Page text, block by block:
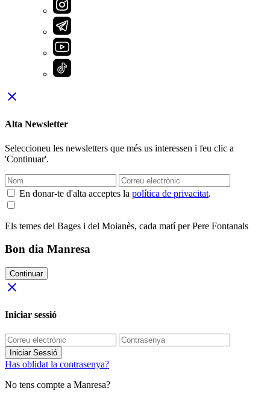
close
Alta Newsletter
Seleccioneu les newsletters que més us interessen i feu clic a
'Continuar'.
En donar-te d'alta acceptes la política de privacitat.
Els temes del Bages i del Moianès, cada matí per Pere Fontanals
Bon dia Manresa
Continuar
close
Iniciar sessió
Iniciar Sessió
Has oblidat la contrasenya?
No tens compte a Manresa?